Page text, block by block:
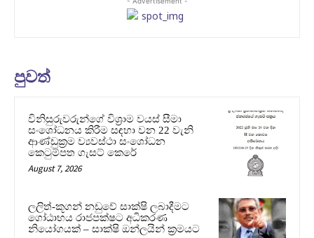
පුවත්
විනිසුරුවරුන්ගේ විශ්‍රාම වයස් සීමා
සංශෝධනය කිරීම සඳහා වන 22 වැනි
ආණ්ඩුක්‍රම ව්‍යවස්ථා සංශෝධන
කෙටුම්පත ගැසට් කෙරේ
August 7, 2026
ලලිත්-කූගන් නඩුවේ සාක්ෂි ලබාදීමට
ගෝඨාභය රාජපක්ෂට අධිකරණ
නියෝගයක් – සාක්ෂි ඔන්ලයින් ක්‍රමයට